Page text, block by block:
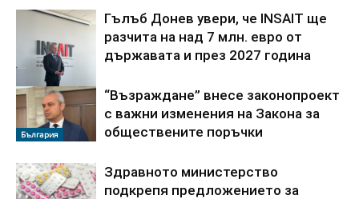
България
Гълъб Донев увери, че INSAIT ще
разчита на над 7 млн. евро от
държавата и през 2027 година
България
“Възраждане” внесе законопроект
с важни изменения на Закона за
обществените поръчки
Здравното министерство
подкрепя предложението за